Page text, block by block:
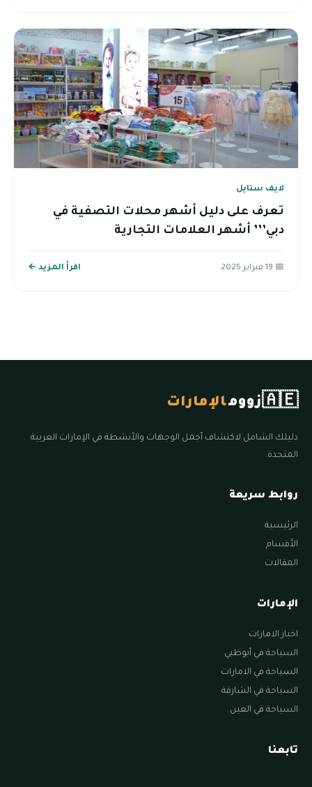
لايف ستايل
تعرف على دليل أشهر محلات التصفية في
دبي’’’ أشهر العلامات التجارية
📅 19 فبراير 2025 اقرأ المزيد ←
🇦🇪زوومالإمارات
دليلك الشامل لاكتشاف أجمل الوجهات والأنشطة في الإمارات العربية
المتحدة.
روابط سريعة
الرئيسية
الأقسام
المقالات
الإمارات
اخبار الامارات
السياحة في أبوظبي
السياحة في الامارات
السياحة في الشارقة
السياحة في العين
تابعنا